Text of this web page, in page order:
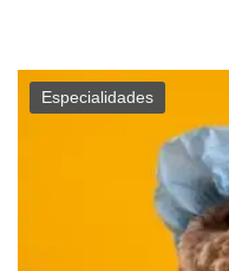
Especialidades